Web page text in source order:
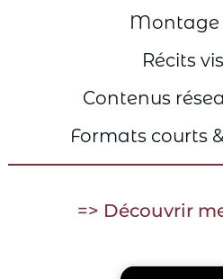
Montage
Récits
Contenus
Formats courts
=> Découvrir